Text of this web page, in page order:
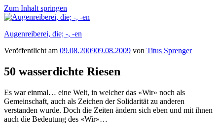
Zum Inhalt springen
Augenreiberei, die; -, -en
Veröffentlicht am 09.08.200909.08.2009 von Titus Sprenger
50 wasserdichte Riesen
Es war einmal… eine Welt, in welcher das «Wir» noch als
Gemeinschaft, auch als Zeichen der Solidarität zu anderen
verstanden wurde. Doch die Zeiten ändern sich eben und mit ihnen
auch die Bedeutung des «Wir»…